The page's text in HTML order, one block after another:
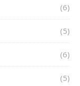
(6)
(5)
(6)
(5)